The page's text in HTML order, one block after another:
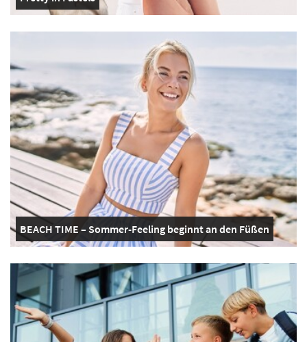
BEACH TIME – Sommer-Feeling beginnt an den Füßen